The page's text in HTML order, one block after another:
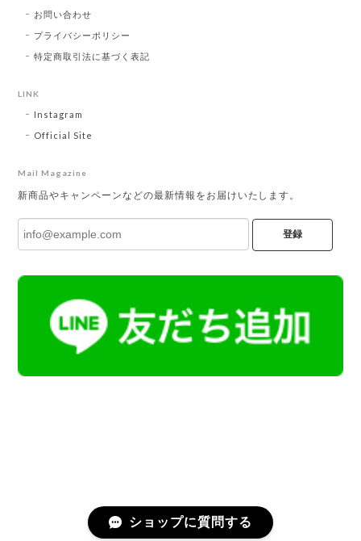
お問い合わせ
プライバシーポリシー
特定商取引法に基づく表記
LINK
Instagram
Official Site
Mail Magazine
新商品やキャンペーンなどの最新情報をお届けいたします。
登録
ショップに質問する